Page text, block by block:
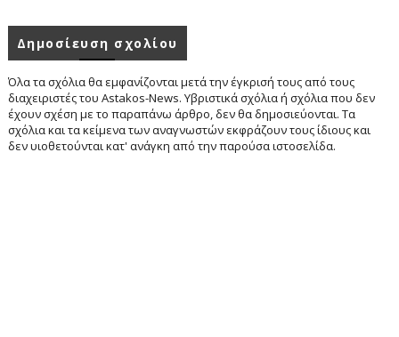
Δημοσίευση σχολίου
Όλα τα σχόλια θα εμφανίζονται μετά την έγκρισή τους από τους
διαχειριστές του Astakos-News. Υβριστικά σχόλια ή σχόλια που δεν
έχουν σχέση με το παραπάνω άρθρο, δεν θα δημοσιεύονται. Τα
σχόλια και τα κείμενα των αναγνωστών εκφράζουν τους ίδιους και
δεν υιοθετούνται κατ' ανάγκη από την παρούσα ιστοσελίδα.